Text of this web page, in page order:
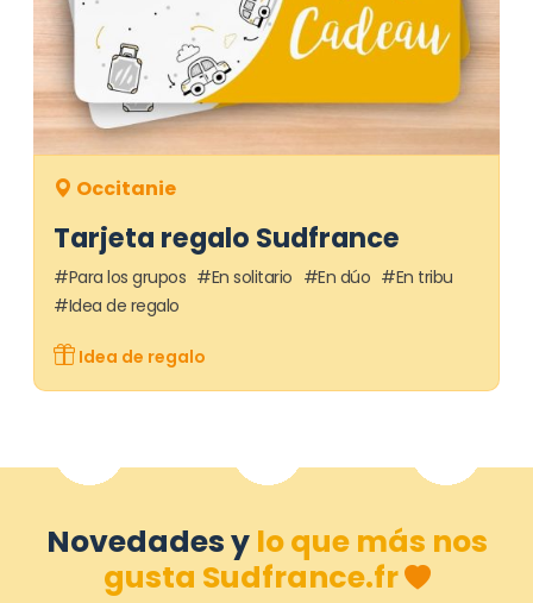
Tarjeta regalo Sudfrance
Occitanie
Para los grupos En solitario En dúo
En tribu
Idea de regalo
Idea de regalo
Novedades y lo que más nos
gusta Sudfrance.fr